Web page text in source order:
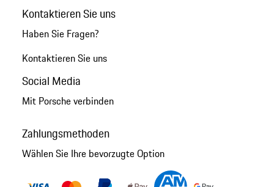
Kontaktieren Sie uns
Haben Sie Fragen?
Kontaktieren Sie uns
Social Media
Mit Porsche verbinden
Zahlungsmethoden
Wählen Sie Ihre bevorzugte Option